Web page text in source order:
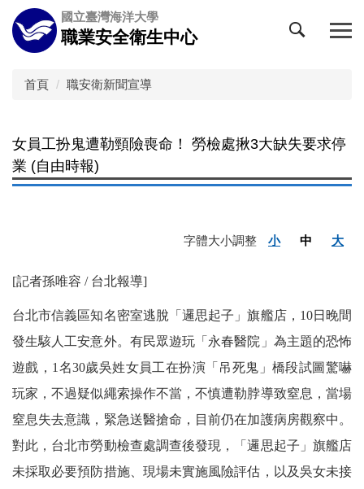
跳
到
主
國立臺灣海洋大學
職業安全衛生中心
首頁 職安衛新聞宣導
女員工扮鬼遭勒頸險喪命！ 勞檢處揪3大缺失要求停
業 (自由時報)
字體大小調整 小 中 大
[記者孫唯容 / 台北報導]
台北市信義區知名密室逃脫「邏思起子」旗艦店，10日晚間
發生駭人工安意外。有民眾遊玩「永春醫院」為主題的恐怖
遊戲，1名30歲吳姓女員工在扮演「吊死鬼」橋段試圖驚嚇
玩家，不過疑似繩索操作不當，不慎遭勒脖導致窒息，當場
窒息失去意識，緊急送醫搶命，目前仍在加護病房觀察中。
對此，台北市勞動檢查處調查後發現，「邏思起子」旗艦店
未採取必要預防措施、現場未實施風險評估，以及吳女未接